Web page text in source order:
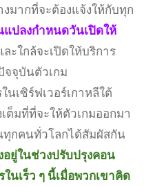
มากที่จะต้องแจ้งให้กับทุก
ปลงกำหนดวันเปิดให้
ะใกล้จะเปิดให้บริการ
จจุบันตัวเกม
นเซิร์ฟเวอร์เกาหลีใต้
ต็มที่ที่จะให้ตัวเกมออกมา
ทุกคนทั่วโลกได้สัมผัสกัน
ยู่ในช่วงปรับปรุงคอน
นเร็ว ๆ นี้เมื่อพวกเขาคิด